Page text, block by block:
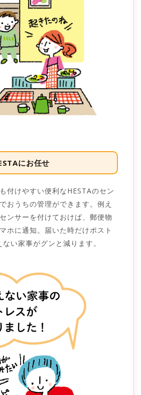
にお任せ
付けやすい便利なHESTAのセン
おうちの管理ができます。例え
ンサーを付けておけば、郵便物
ホに通知。届いた時だけポスト
い家事がグンと減ります。